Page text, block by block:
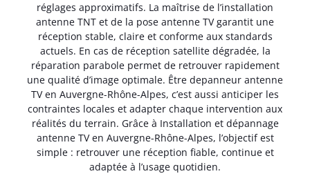
réglages approximatifs. La maîtrise de l’installation
antenne TNT et de la pose antenne TV garantit une
réception stable, claire et conforme aux standards
actuels. En cas de réception satellite dégradée, la
réparation parabole permet de retrouver rapidement
une qualité d’image optimale. Être depanneur antenne
TV en Auvergne-Rhône-Alpes, c’est aussi anticiper les
contraintes locales et adapter chaque intervention aux
réalités du terrain. Grâce à Installation et dépannage
antenne TV en Auvergne-Rhône-Alpes, l’objectif est
simple : retrouver une réception fiable, continue et
adaptée à l’usage quotidien.